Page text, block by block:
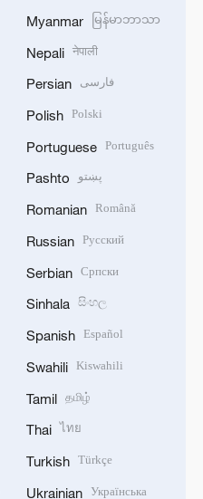
Myanmar မြန်မာဘာသာ
Nepali नेपाली
Persian فارسی
Polish Polski
Portuguese Português
Pashto پښتو
Romanian Română
Russian Русский
Serbian Српски
Sinhala සිංහල
Spanish Español
Swahili Kiswahili
Tamil தமிழ்
Thai ไทย
Turkish Türkçe
Ukrainian Українська